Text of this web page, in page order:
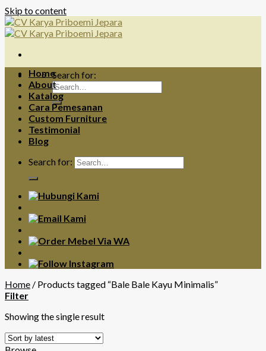
Skip to content
Search for:
Home
About
Katalog
Cara Pemesanan
Custom Furniture
Testimonial
Blog
Search for:
Home / Products tagged “Bale Bale Kayu Minimalis”
Filter
Showing the single result